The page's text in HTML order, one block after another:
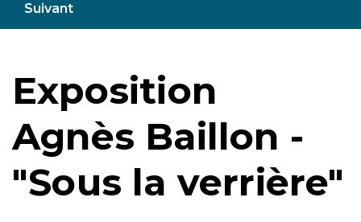
Suivant
Exposition
Agnès Baillon -
"Sous la verrière"